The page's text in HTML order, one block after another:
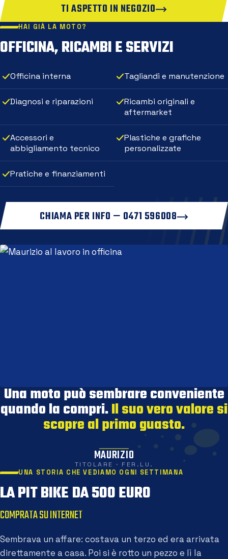
TI ASPETTO IN NEGOZIO
HAI GIÀ LA MOTO?
OFFICINA, RICAMBI E SERVIZI
Officina interna Tagliandi e manutenzione
Diagnosi e riparazioni
Ricambi originali e
aftermarket
Accessori e
abbigliamento tecnico
Plastiche e grafiche
personalizzate
Pratiche e finanziamenti
CHIAMA PER INFO — 0471 596008
Una moto può sembrare conveniente
quando la compri.Il suo vero valore si
scopre al primo guasto.
MAURIZIO
TITOLARE · FER.LU.
UNA STORIA CHE VEDIAMO OGNI SETTIMANA
LA PIT BIKE DA 500 EURO
COMPRATA SU INTERNET
Sembrava un affare: costava un terzo ed era arrivata
direttamente a casa. Poi si è rotto un pezzo e lì la